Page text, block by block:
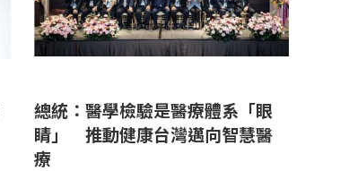
總統：醫學檢驗是醫療體系「眼
睛」 推動健康台灣邁向智慧醫
療